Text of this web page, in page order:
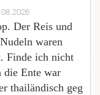
Der Reis und
waren
Finde ich nicht
die Ente war
thailändisch geg